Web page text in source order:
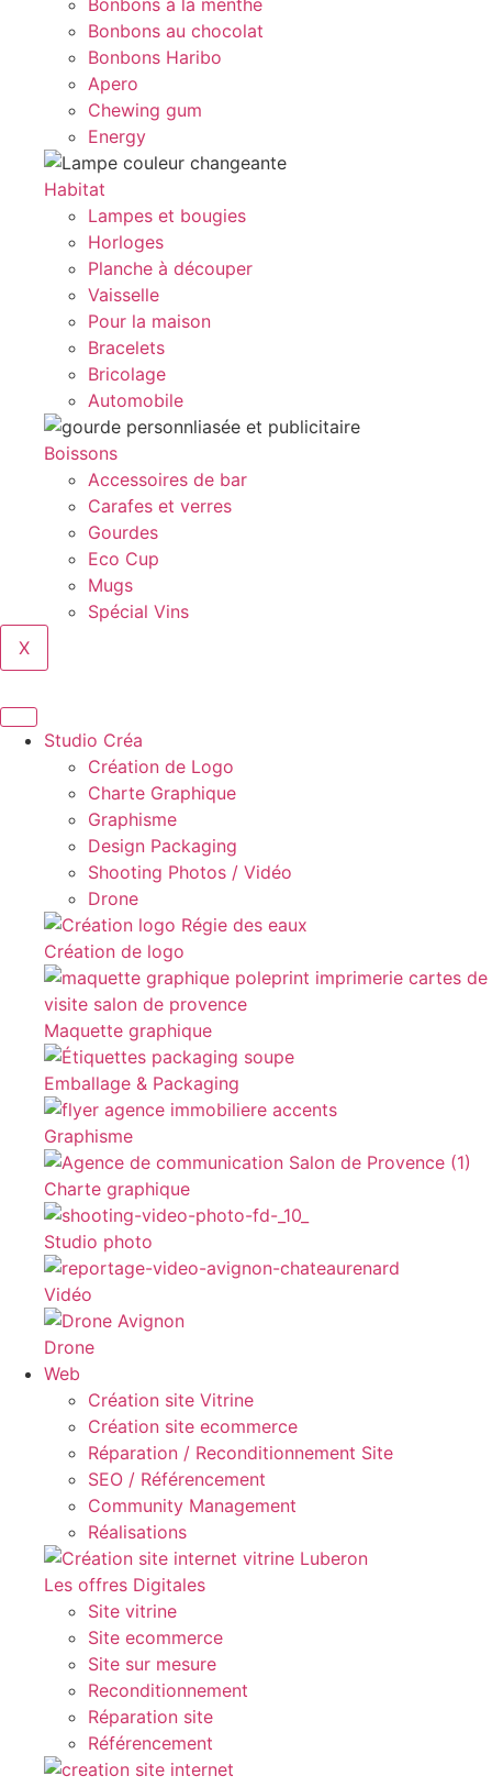
Bonbons au chocolat
Bonbons Haribo
Apero
Chewing gum
Energy
Habitat
Lampes et bougies
Horloges
Planche à découper
Vaisselle
Pour la maison
Bracelets
Bricolage
Automobile
Boissons
Accessoires de bar
Carafes et verres
Gourdes
Eco Cup
Mugs
Spécial Vins
X
Studio Créa
Création de Logo
Charte Graphique
Graphisme
Design Packaging
Shooting Photos / Vidéo
Drone
Création de logo
Maquette graphique
Emballage & Packaging
Graphisme
Charte graphique
Studio photo
Vidéo
Drone
Web
Création site Vitrine
Création site ecommerce
Réparation / Reconditionnement Site
SEO / Référencement
Community Management
Réalisations
Les offres Digitales
Site vitrine
Site ecommerce
Site sur mesure
Reconditionnement
Réparation site
Référencement